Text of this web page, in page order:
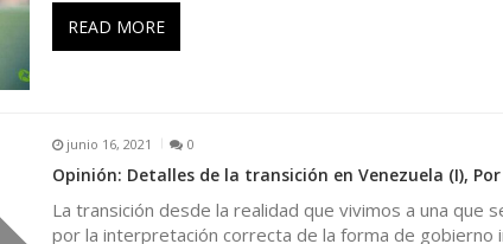
READ MORE
junio 16, 2021 0
Opinión: Detalles de la transición en Venezuela (I), Por
La transición desde la realidad que vivimos a una que
por la interpretación correcta de la forma de gobierno